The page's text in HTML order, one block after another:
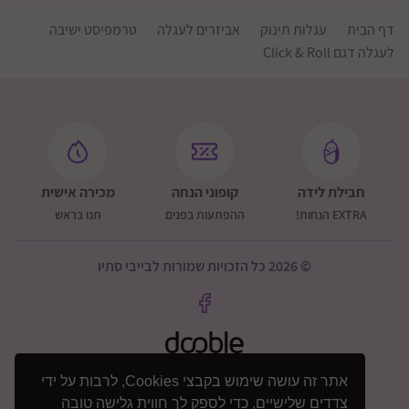
אתר זה עושה שימוש בקבצי Cookies, לרבות על ידי
צדדים שלישיים, כדי לספק לך חווית גלישה טובה
דף הבית עגלות תינוק אביזרים לעגלה
טרמפיסט ישיבה
לעגלה דגם Click & Roll
חבילת לידה
EXTRA הנחות!
קופוני הנחה
ההפתעות בפנים
מכירה אישית
תנו בראש
© 2026 כל הזכויות שמורות לבייבי סתיו